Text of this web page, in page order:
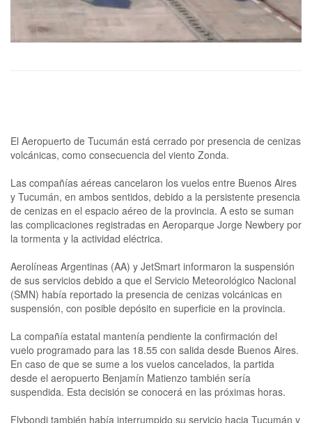
El Aeropuerto de Tucumán está cerrado por presencia de cenizas
volcánicas, como consecuencia del viento Zonda.
Las compañías aéreas cancelaron los vuelos entre Buenos Aires
y Tucumán, en ambos sentidos, debido a la persistente presencia
de cenizas en el espacio aéreo de la provincia. A esto se suman
las complicaciones registradas en Aeroparque Jorge Newbery por
la tormenta y la actividad eléctrica.
Aerolíneas Argentinas (AA) y JetSmart informaron la suspensión
de sus servicios debido a que el Servicio Meteorológico Nacional
(SMN) había reportado la presencia de cenizas volcánicas en
suspensión, con posible depósito en superficie en la provincia.
La compañía estatal mantenía pendiente la confirmación del
vuelo programado para las 18.55 con salida desde Buenos Aires.
En caso de que se sume a los vuelos cancelados, la partida
desde el aeropuerto Benjamín Matienzo también sería
suspendida. Esta decisión se conocerá en las próximas horas.
Flybondi también había interrumpido su servicio hacia Tucumán y